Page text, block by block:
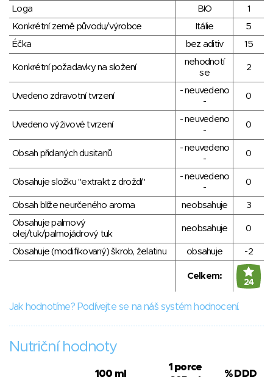
Loga
BIO
1
Konkrétní země původu/výrobce
Itálie
5
Éčka
bez aditiv 15
Konkrétní požadavky na složení
nehodnotí
se
2
Uvedeno zdravotní tvrzení
- neuvedeno
-
0
Uvedeno výživové tvrzení
- neuvedeno
-
0
Obsah přidaných dusitanů
- neuvedeno
-
0
Obsahuje složku "extrakt z droždí"
- neuvedeno
-
0
Obsah blíže neurčeného aroma neobsahuje
3
Obsahuje palmový
olej/tuk/palmojádrový tuk
neobsahuje 0
Obsahuje (modifikovaný) škrob, želatinu obsahuje -2
Celkem:
24
Jak hodnotíme? Podívejte se na náš systém hodnocení.
Nutriční hodnoty
100 ml
1 porce
% DDD